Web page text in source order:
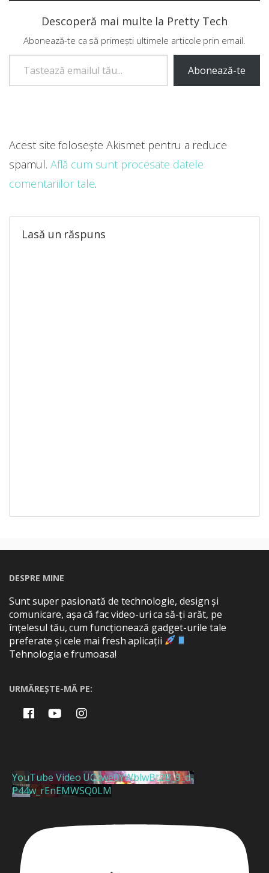
Descoperă mai multe la Pretty Tech
Abonează-te ca să primești ultimele articole prin email.
Tastează emailul tău...
Abonează-te
Lasă un răspuns
Acest site folosește Akismet pentru a reduce
spamul. Află cum sunt procesate datele
comentariilor tale.
DESPRE MINE
Sunt super pasionată de technologie, design și
comunicare, așa că fac video-uri ca să-ți arăt, pe
înțelesul tău, cum funcționează gadget-urile tale
preferate și cele mai fresh aplicații
Tehnologia e frumoasa!
URMĂREȘTE-MĂ PE:
YouTube Video UCzwe0YWblwBt2B_9_d-
P44w_rEnEMWSQ0LM